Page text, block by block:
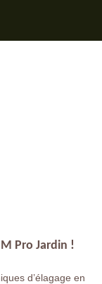
Pro Jardin !
d’élagage en